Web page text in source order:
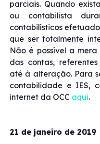
parciais. Quando
ou contabilista
contabilísticos
que ser totalmente
Não é possível a
das contas,
até à alteração. Para
contabilidade e IES,
internet da OCC aqui.
21 de janeiro de 2019